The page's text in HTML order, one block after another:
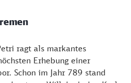
ragt als markantes
Erhebung einer
Schon im Jahr 789 stand